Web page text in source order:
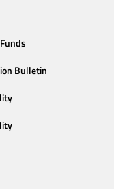
Bulletin